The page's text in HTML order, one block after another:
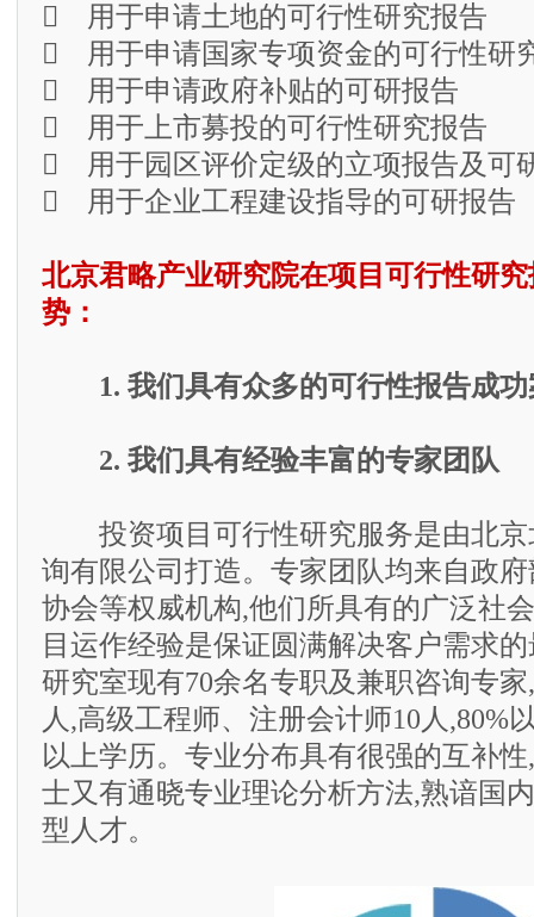
 用于申请土地的可行性研究报告
 用于申请国家专项资金的可行性研
 用于申请政府补贴的可研报告
 用于上市募投的可行性研究报告
 用于园区评价定级的立项报告及可
 用于企业工程建设指导的可研报告
北京君略产业研究院在项目可行性研
势：
1. 我们具有众多的可行性报告成功
2. 我们具有经验丰富的专家团队
投资项目可行性研究服务是由北京
询有限公司打造。专家团队均来自政
协会等权威机构,他们所具有的广泛社
目运作经验是保证圆满解决客户需求
研究室现有70余名专职及兼职咨询专
人,高级工程师、注册会计师10人,80%
以上学历。专业分布具有很强的互补
士又有通晓专业理论分析方法,熟谙国
型人才。